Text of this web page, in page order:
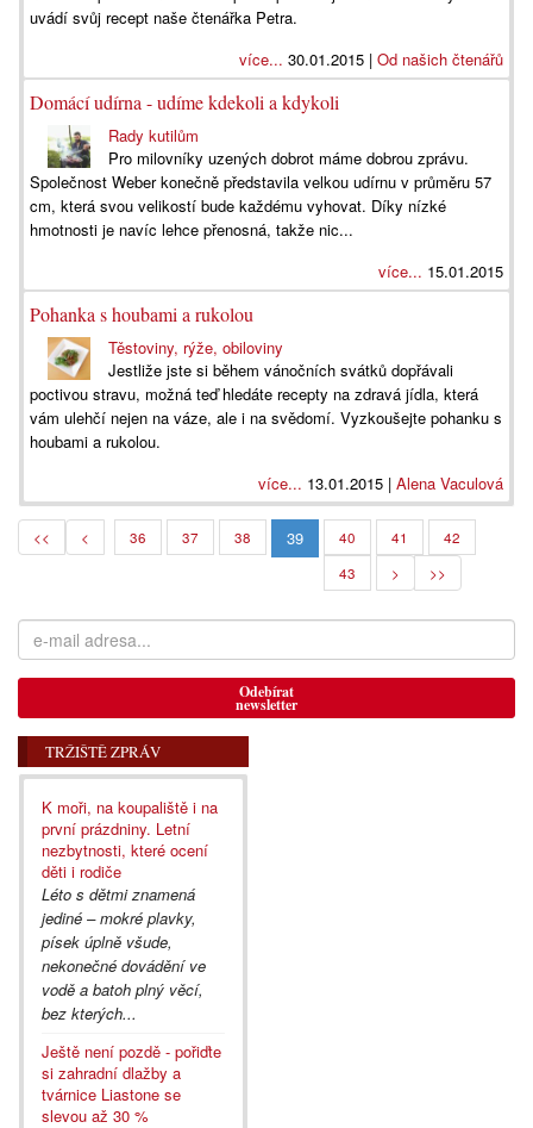
uvádí svůj recept naše čtenářka Petra.
více... 30.01.2015 | Od našich čtenářů
Domácí udírna - udíme kdekoli a kdykoli
Rady kutilům
Pro milovníky uzených dobrot máme dobrou zprávu.
Společnost Weber konečně představila velkou udírnu v průměru 57
cm, která svou velikostí bude každému vyhovat. Díky nízké
hmotnosti je navíc lehce přenosná, takže nic...
více... 15.01.2015
Pohanka s houbami a rukolou
Těstoviny, rýže, obiloviny
Jestliže jste si během vánočních svátků dopřávali
poctivou stravu, možná teď hledáte recepty na zdravá jídla, která
vám ulehčí nejen na váze, ale i na svědomí. Vyzkoušejte pohanku s
houbami a rukolou.
více... 13.01.2015 | Alena Vaculová
<< < 36 37 38 39 40 41
42
43
> >>
Odebírat
newsletter
TRŽIŠTĚ ZPRÁV
K moři, na koupaliště i na
první prázdniny. Letní
nezbytnosti, které ocení
děti i rodiče
Léto s dětmi znamená
jediné – mokré plavky,
písek úplně všude,
nekonečné dovádění ve
vodě a batoh plný věcí,
bez kterých...
Ještě není pozdě - pořiďte
si zahradní dlažby a
tvárnice Liastone se
slevou až 30 %